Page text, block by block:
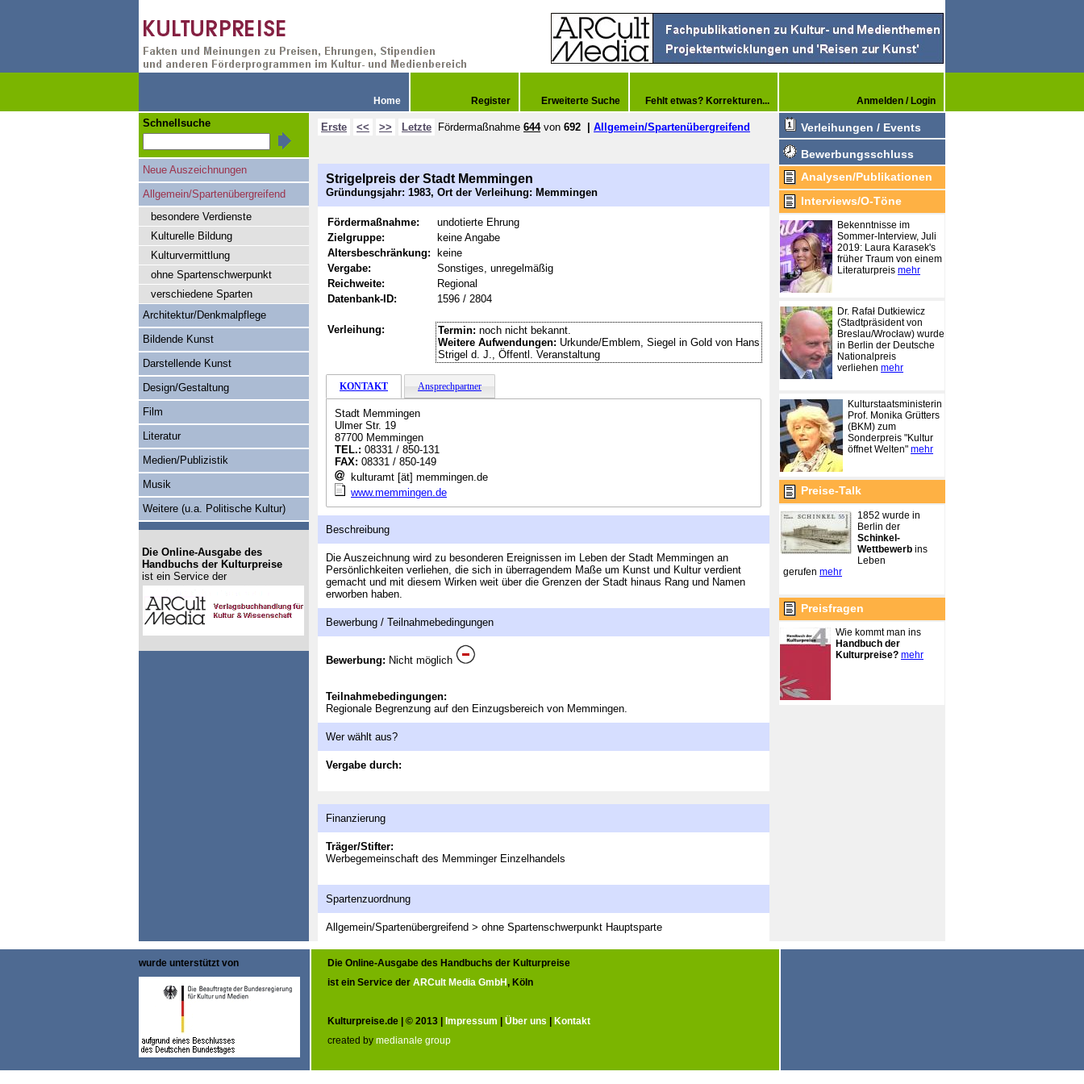
Home Register Erweiterte Suche Fehlt etwas? Korrekturen... Anmelden / Login
Erste << >> Letzte Fördermaßnahme 644von 692 Allgemein/Spartenübergreifend
Strigelpreis der Stadt Memmingen
Gründungsjahr: 1983, Ort der Verleihung: Memmingen
Fördermaßnahme:
undotierte Ehrung
Zielgruppe:
keine Angabe
Altersbeschränkung:
keine
Vergabe:
Sonstiges, unregelmäßig
Reichweite:
Regional
Datenbank-ID:
1596 / 2804
Verleihung: Termin: noch nicht bekannt.
Weitere Aufwendungen: Urkunde/Emblem, Siegel in Gold von Hans
Strigel d. J., Öffentl. Veranstaltung
KONTAKT Ansprechpartner
Stadt Memmingen
Ulmer Str. 19
87700 Memmingen
TEL.: 08331 / 850-131
FAX: 08331 / 850-149
kulturamt [ät] memmingen.de
www.memmingen.de
Beschreibung
Die Auszeichnung wird zu besonderen Ereignissen im Leben der Stadt Memmingen an
Persönlichkeiten verliehen, die sich in überragendem Maße um Kunst und Kultur verdient
gemacht und mit diesem Wirken weit über die Grenzen der Stadt hinaus Rang und Namen
erworben haben.
Bewerbung / Teilnahmebedingungen
Bewerbung: Nicht möglich
Teilnahmebedingungen:
Regionale Begrenzung auf den Einzugsbereich von Memmingen.
Wer wählt aus?
Vergabe durch:
Finanzierung
Träger/Stifter:
Werbegemeinschaft des Memminger Einzelhandels
Spartenzuordnung
Allgemein/Spartenübergreifend > ohne Spartenschwerpunkt Hauptsparte
Schnellsuche
Neue Auszeichnungen
Allgemein/Spartenübergreifend
besondere Verdienste
Kulturelle Bildung
Kulturvermittlung
ohne Spartenschwerpunkt
verschiedene Sparten
Architektur/Denkmalpflege
Bildende Kunst
Darstellende Kunst
Design/Gestaltung
Film
Literatur
Medien/Publizistik
Musik
Weitere (u.a. Politische Kultur)
Die Online-Ausgabe des
Handbuchs der Kulturpreise
ist ein Service der
Verleihungen / Events
Bewerbungsschluss
Analysen/Publikationen
Interviews/O-Töne
Bekenntnisse im
Sommer-Interview, Juli
2019: Laura Karasek's
früher Traum von einem
Literaturpreis mehr
Dr. Rafał Dutkiewicz
(Stadtpräsident von
Breslau/Wrocław) wurde
in Berlin der Deutsche
Nationalpreis
verliehen mehr
Kulturstaatsministerin
Prof. Monika Grütters
(BKM) zum
Sonderpreis "Kultur
öffnet Welten" mehr
Preise-Talk
1852 wurde in
Berlin der
Schinkel-
Wettbewerb ins
Leben
gerufen mehr
Preisfragen
Wie kommt man ins
Handbuch der
Kulturpreise? mehr
wurde unterstützt von
Die Online-Ausgabe des Handbuchs der Kulturpreise
ist ein Service der ARCult Media GmbH, Köln
Kulturpreise.de | © 2013 | Impressum Über uns
Kontakt
created by medianale group